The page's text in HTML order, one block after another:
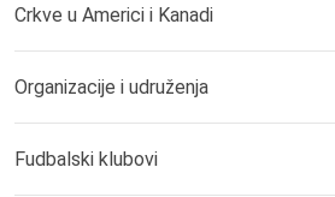
Crkve u Americi i Kanadi
Organizacije i udruženja
Fudbalski klubovi